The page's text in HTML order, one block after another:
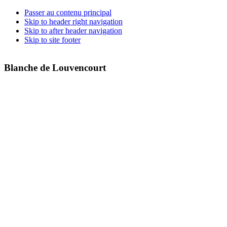
Passer au contenu principal
Skip to header right navigation
Skip to after header navigation
Skip to site footer
Blanche de Louvencourt